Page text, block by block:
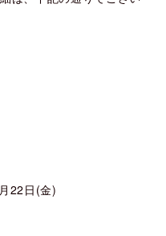
22日(金)